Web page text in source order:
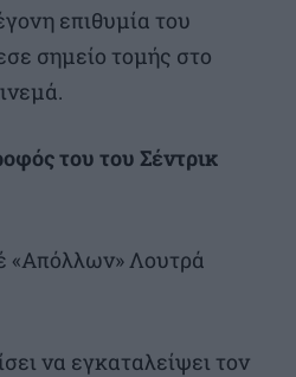
επιθυμία του
σημείο τομής στο
του του Σέντρικ
«Απόλλων» Λουτρά
να εγκαταλείψει τον